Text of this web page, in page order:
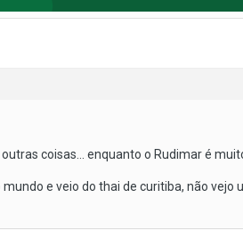
coisas... enquanto o Rudimar é
e veio do thai de curitiba, não